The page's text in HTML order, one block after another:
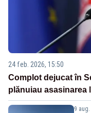
24 feb. 2026, 15:50
Complot dejucat în
plănuiau asasinarea
9 aug.